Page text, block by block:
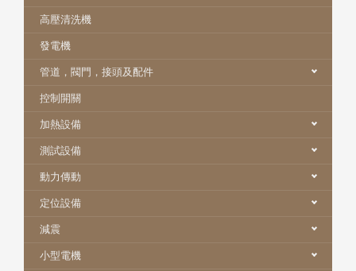
高壓清洗機
發電機
管道，閥門，接頭及配件
控制開關
加熱設備
測試設備
動力傳動
定位設備
減震
小型電機